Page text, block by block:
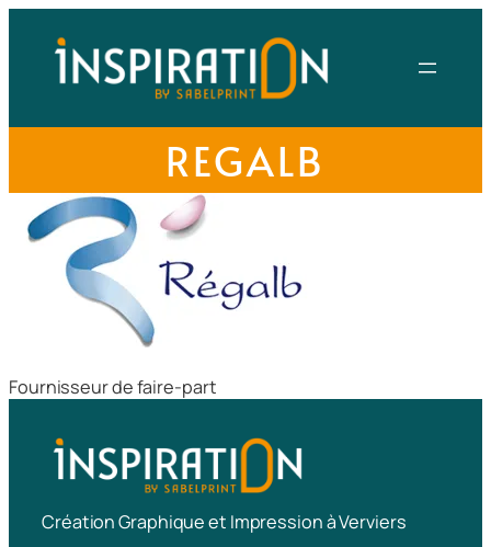
REGALB
Fournisseur de faire-part
Création Graphique et Impression à Verviers